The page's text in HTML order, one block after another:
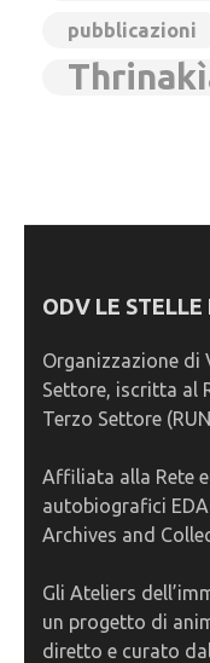
pubblicazioni
ODV LE STELLE
Organizzazione di
Settore, iscritta al
Terzo Settore
Affiliata alla Rete
autobiografici
Archives and
Gli Ateliers
un progetto di
diretto e curato